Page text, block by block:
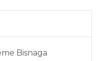
Bisnaga